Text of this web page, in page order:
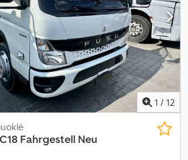
1 / 12
Fahrgestell Neu